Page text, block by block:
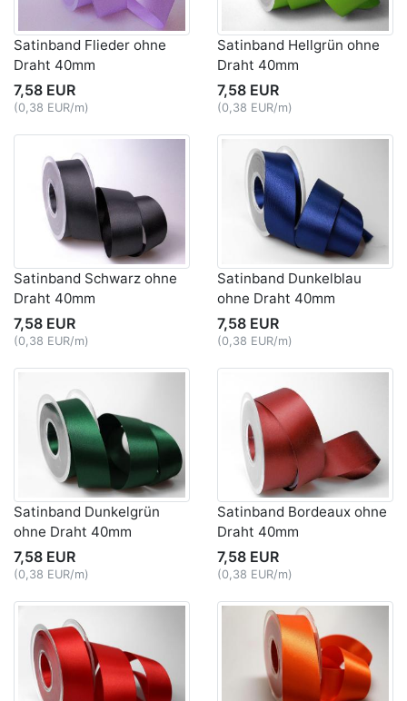
Satinband Flieder ohne
Draht 40mm
7,58 EUR
(0,38 EUR/m)
Satinband Hellgrün ohne
Draht 40mm
7,58 EUR
(0,38 EUR/m)
Satinband Schwarz ohne
Draht 40mm
7,58 EUR
(0,38 EUR/m)
Satinband Dunkelblau
ohne Draht 40mm
7,58 EUR
(0,38 EUR/m)
Satinband Dunkelgrün
ohne Draht 40mm
7,58 EUR
(0,38 EUR/m)
Satinband Bordeaux ohne
Draht 40mm
7,58 EUR
(0,38 EUR/m)